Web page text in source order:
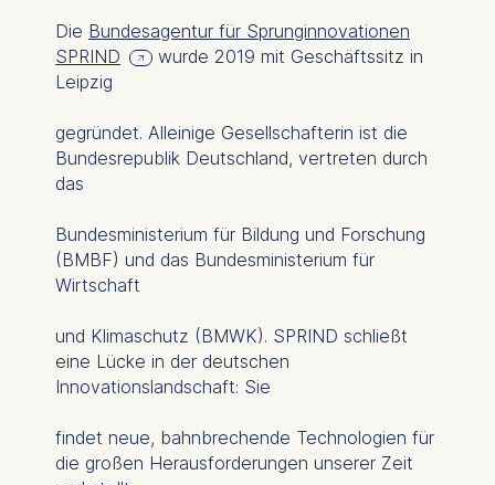
Die Bundesagentur für Sprunginnovationen
SPRIND
wurde 2019 mit Geschäftssitz in
Leipzig
gegründet. Alleinige Gesellschafterin ist die
Bundesrepublik Deutschland, vertreten durch
das
Bundesministerium für Bildung und Forschung
(BMBF) und das Bundesministerium für
Wirtschaft
und Klimaschutz (BMWK). SPRIND schließt
eine Lücke in der deutschen
Innovationslandschaft: Sie
findet neue, bahnbrechende Technologien für
die großen Herausforderungen unserer Zeit
Germany
Analyzing website
Marketing and
personalized content
The following types of data
IP address
Device information
The storage duration of